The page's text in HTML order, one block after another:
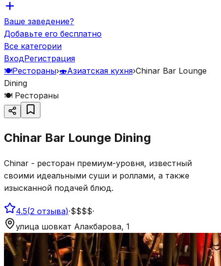
Ваше заведение?
Добавьте его бесплатно
Все категории
ВходРегистрация
🍽️Рестораны›🍣Азиатская кухня›Chinar Bar Lounge
Dining
🍽️ Рестораны
Chinar Bar Lounge Dining
Chinar - ресторан премиум-уровня, известный
своими идеальными суши и роллами, а также
изысканной подачей блюд.
4.5(2 отзыва)·$$$$·
улица шовкат Алакбарова, 1